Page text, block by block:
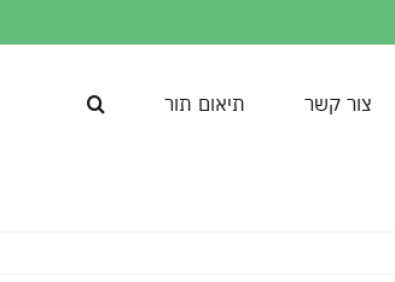
צור קשר תיאום תור